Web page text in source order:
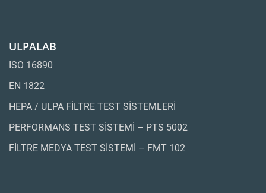
ULPALAB
ISO 16890
EN 1822
HEPA / ULPA FİLTRE TEST SİSTEMLERİ
PERFORMANS TEST SİSTEMİ – PTS 5002
FİLTRE MEDYA TEST SİSTEMİ – FMT 102